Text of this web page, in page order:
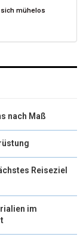
mühelos
nach Maß
Reiseziel
im